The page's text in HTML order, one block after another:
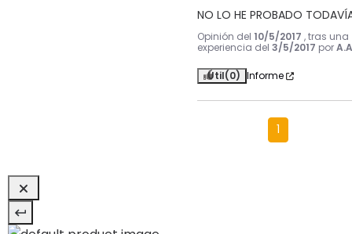
NO LO HE PROBADO
Opinión del 10/5/2017 , tras una
experiencia del 3/5/2017 por
Útil(0) Informe
1